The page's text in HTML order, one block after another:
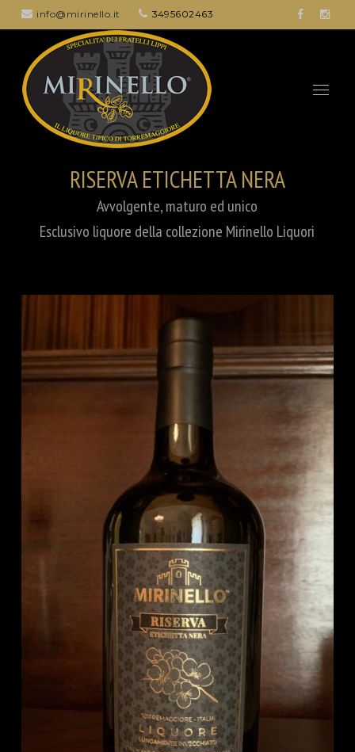
info@mirinello.it 3495602463
RISERVA ETICHETTA NERA
Avvolgente, maturo ed unico
Esclusivo liquore della collezione Mirinello Liquori